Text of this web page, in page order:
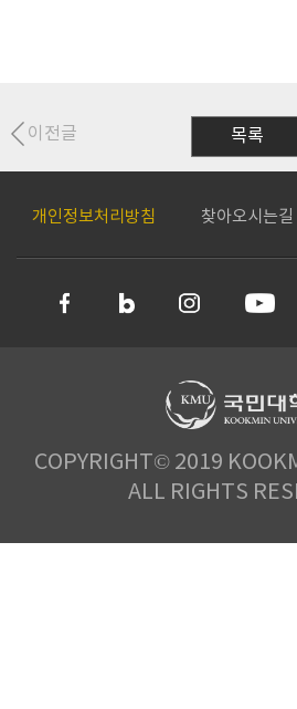
목록
이전글
개인정보처리방침 찾아오시는길
COPYRIGHT© 2019
ALL RIGHTS